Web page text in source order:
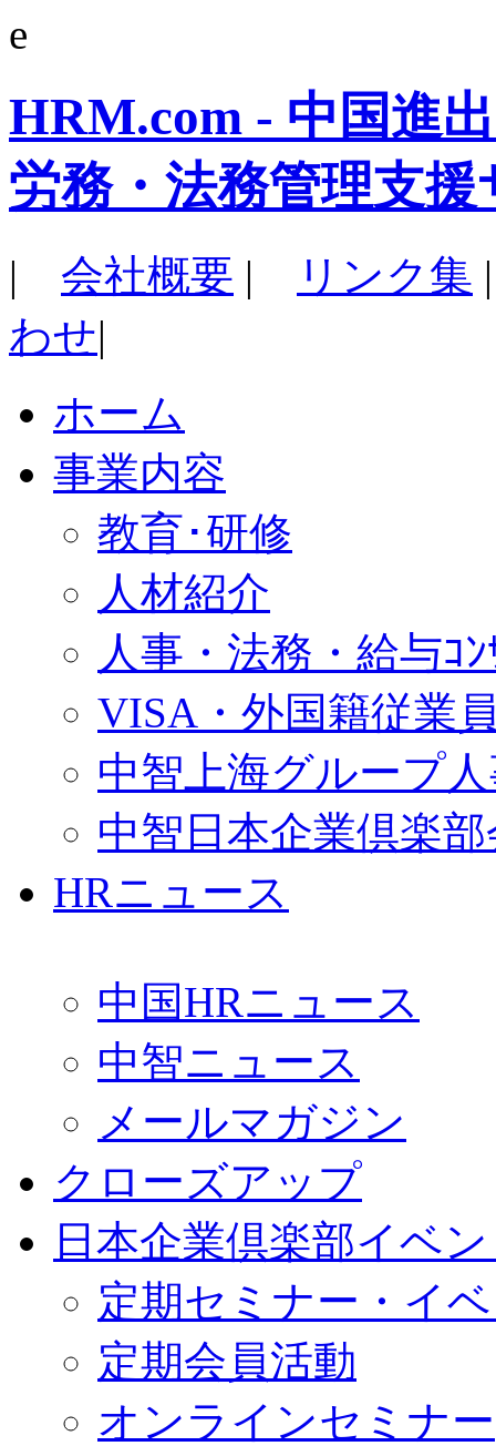
e
HRM.com - 中国進
労務・法務管理支援
| 会社概要 | リンク集
わせ|
ホーム
事業内容
教育･研修
人材紹介
人事・法務・給与ｺﾝ
VISA・外国籍従業
中智上海グループ
中智日本企業倶楽
HRニュース
中国HRニュース
中智ニュース
メールマガジン
クローズアップ
日本企業倶楽部イベ
定期セミナー・イ
定期会員活動
オンラインセミナー